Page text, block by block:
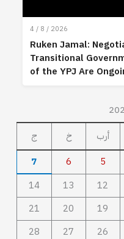
4 / 8 / 2026
Ruken Jamal:
Transitional
of the YPJ Are
أرب خ
ج
5
6
7
12
13
14
19
20
21
26
27
28